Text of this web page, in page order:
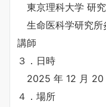
東京理科大学 研
生命医科学研究所
講師
３．日時
2025 年 12 月 20
４．場所